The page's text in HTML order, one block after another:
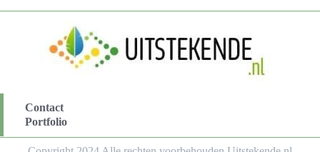
Contact
Portfolio